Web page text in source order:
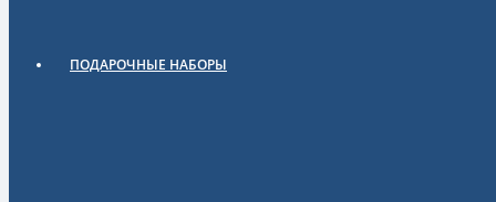
ПОДАРОЧНЫЕ НАБОРЫ